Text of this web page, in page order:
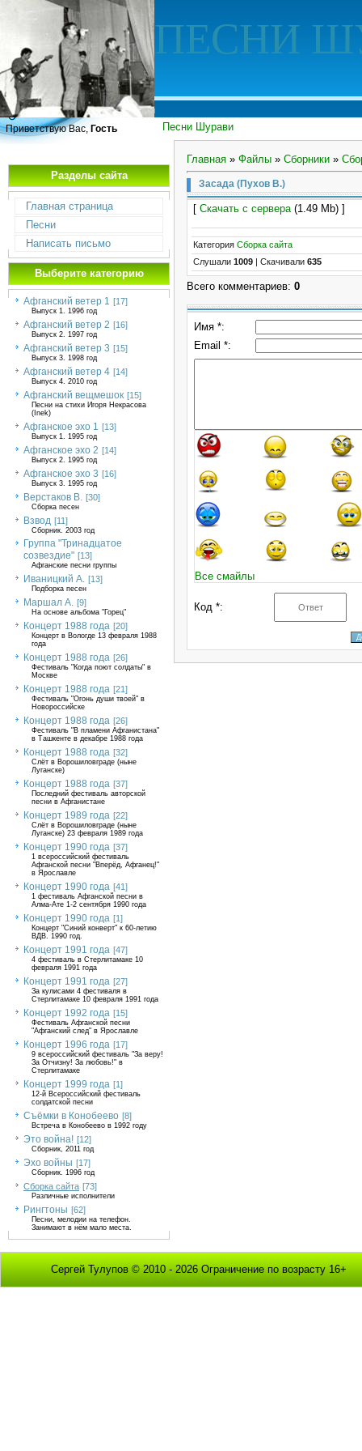
ПЕСНИ
Песни Шурави
Приветствую Вас, Гость
Разделы сайта
Главная страница
Песни
Написать письмо
Выберите категорию
Афганский ветер 1 [17]
Выпуск 1. 1996 год
Афганский ветер 2 [16]
Выпуск 2. 1997 год
Афганский ветер 3 [15]
Выпуск 3. 1998 год
Афганский ветер 4 [14]
Выпуск 4. 2010 год
Афганский вещмешок [15]
Песни на стихи Игоря Некрасова
(Inek)
Афганское эхо 1 [13]
Выпуск 1. 1995 год
Афганское эхо 2 [14]
Выпуск 2. 1995 год
Афганское эхо 3 [16]
Выпуск 3. 1995 год
Верстаков В. [30]
Сборка песен
Взвод [11]
Сборник. 2003 год
Группа "Тринадцатое
созвездие" [13]
Афганские песни группы
Иваницкий А. [13]
Подборка песен
Маршал А. [9]
На основе альбома "Горец"
Концерт 1988 года [20]
Концерт в Вологде 13 февраля 1988
года
Концерт 1988 года [26]
Фестиваль "Когда поют солдаты" в
Москве
Концерт 1988 года [21]
Фестиваль "Огонь души твоей" в
Новороссийске
Концерт 1988 года [26]
Фестиваль "В пламени Афганистана"
в Ташкенте в декабре 1988 года
Концерт 1988 года [32]
Слёт в Ворошиловграде (ныне
Луганске)
Концерт 1988 года [37]
Последний фестиваль авторской
песни в Афганистане
Концерт 1989 года [22]
Слёт в Ворошиловграде (ныне
Луганске) 23 февраля 1989 года
Концерт 1990 года [37]
1 всероссийский фестиваль
Афганской песни "Вперёд, Афганец!"
в Ярославле
Концерт 1990 года [41]
1 фестиваль Афганской песни в
Алма-Ате 1-2 сентября 1990 года
Концерт 1990 года [1]
Концерт "Синий конверт" к 60-летию
ВДВ. 1990 год.
Концерт 1991 года [47]
4 фестиваль в Стерлитамаке 10
февраля 1991 года
Концерт 1991 года [27]
За кулисами 4 фестиваля в
Стерлитамаке 10 февраля 1991 года
Концерт 1992 года [15]
Фестиваль Афганской песни
"Афганский след" в Ярославле
Концерт 1996 года [17]
9 всероссийский фестиваль "За веру!
За Отчизну! За любовь!" в
Стерлитамаке
Концерт 1999 года [1]
12-й Всероссийский фестиваль
солдатской песни
Съёмки в Конобеево [8]
Встреча в Конобеево в 1992 году
Это война! [12]
Сборник, 2011 год
Эхо войны [17]
Сборник. 1996 год
Сборка сайта [73]
Различные исполнители
Рингтоны [62]
Песни, мелодии на телефон.
Занимают в нём мало места.
Главная » Файлы » Сборники »
Засада (Пухов В.)
[ Скачать с сервера(1.49 Mb) ]
Категория Сборка сайта
Слушали 1009 Скачивали 635
Всего комментариев: 0
Имя *:
Email *:
Все смайлы
Код *:
Сергей Тулупов © 2010 - 2026 Ограничение по возрасту 16+